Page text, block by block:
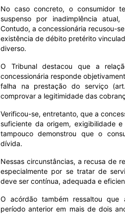
No caso concreto, o consumidor
suspenso por inadimplência atual,
Contudo, a concessionária recusou-
existência de débito pretérito
diverso.
O Tribunal destacou que a
concessionária responde
falha na prestação do serviço
comprovar a legitimidade das
Verificou-se, entretanto, que a
suficiente da origem, exigibilidade
tampouco demonstrou que o
dívida.
Nessas circunstâncias, a recusa de
especialmente por se tratar de
deve ser contínua, adequada e
O acórdão também ressaltou
período anterior em mais de dois